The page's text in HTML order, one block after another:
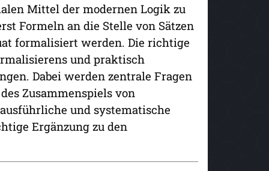
Mittel der modernen Logik zu
Formeln an die Stelle von Sätzen
formalisiert werden. Die richtige
und praktisch
Dabei werden zentrale Fragen
Zusammenspiels von
und systematische
Ergänzung zu den